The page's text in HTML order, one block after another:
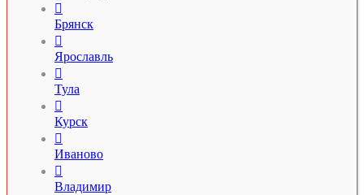

Брянск

Ярославль

Тула

Курск

Иваново

Владимир